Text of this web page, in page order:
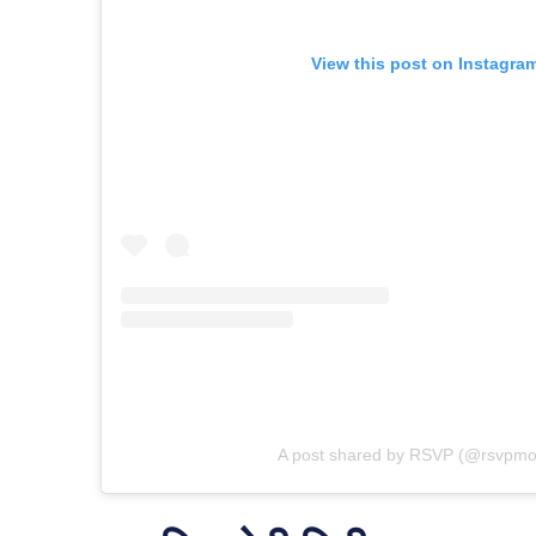
View this post on
A post shared by RSVP